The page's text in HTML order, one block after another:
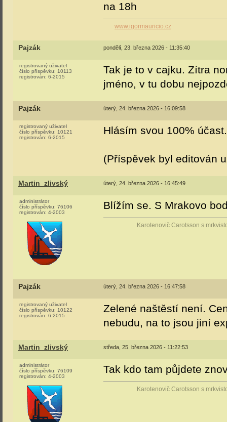
na 18h
www.igormauricio.cz
Pajzák pondělí, 23. března 2026 - 11:35:40
registrovaný uživatel
číslo příspěvku: 10113
registrován: 6-2015
Tak je to v cajku. Zítra
jméno, v tu dobu
Pajzák úterý, 24. března 2026 - 16:09:58
registrovaný uživatel
číslo příspěvku: 10121
registrován: 6-2015
Hlásím svou 100%
(Příspěvek byl editován
Martin_zlivský úterý, 24. března 2026 - 16:45:49
administrátor
číslo příspěvku: 76106
registrován: 4-2003
Blížím se. S Mrakovo
Karotenovič Carotsson s
Pajzák úterý, 24. března 2026 - 16:47:58
registrovaný uživatel
číslo příspěvku: 10122
registrován: 6-2015
Zelené naštěstí není.
nebudu, na to jsou jiní
Martin_zlivský středa, 25. března 2026 - 11:22:53
administrátor
číslo příspěvku: 76109
registrován: 4-2003
Tak kdo tam půjdete
Karotenovič Carotsson s